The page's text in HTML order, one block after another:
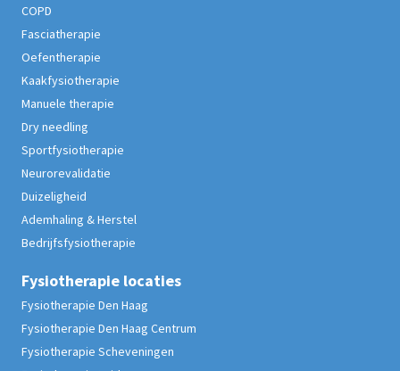
COPD
Fasciatherapie
Oefentherapie
Kaakfysiotherapie
Manuele therapie
Dry needling
Sportfysiotherapie
Neurorevalidatie
Duizeligheid
Ademhaling & Herstel
Bedrijfsfysiotherapie
Fysiotherapie locaties
Fysiotherapie Den Haag
Fysiotherapie Den Haag Centrum
Fysiotherapie Scheveningen